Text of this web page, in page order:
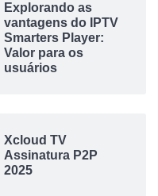
Explorando as
vantagens do IPTV
Smarters Player:
Valor para os
usuários
Xcloud TV
Assinatura P2P
2025